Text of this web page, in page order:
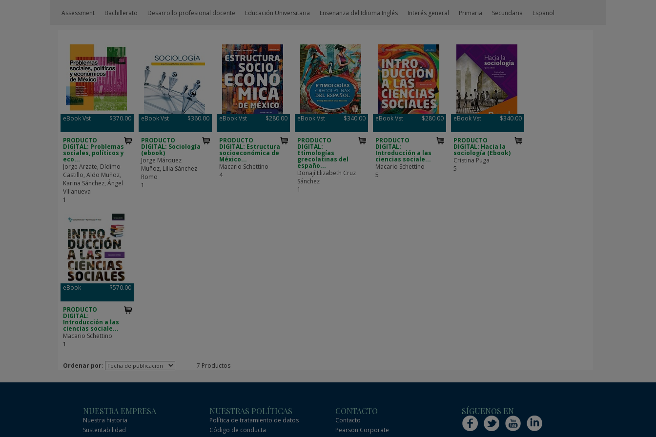
Assessment Bachillerato Desarrollo profesional docente Educación Universitaria Enseñanza del Idioma Inglés Interés general Primaria Secundaria Español
eBook Vst $370.00
PRODUCTO
DIGITAL: Problemas
sociales, políticos y
eco...
Jorge Arzate, Dídimo
Castillo, Aldo Muñoz,
Karina Sánchez, Ángel
Villanueva
1
eBook Vst $360.00
PRODUCTO
DIGITAL: Sociología
(ebook)
Jorge Márquez
Muñoz, Lilia Sánchez
Romo
1
eBook Vst $280.00
PRODUCTO
DIGITAL: Estructura
socioeconómica de
México...
Macario Schettino
4
eBook Vst $340.00
PRODUCTO
DIGITAL:
Etimologías
grecolatinas del
españo...
Donají Elizabeth Cruz
Sánchez
1
eBook Vst $280.00
PRODUCTO
DIGITAL:
Introducción a las
ciencias sociale...
Macario Schettino
5
eBook Vst $340.00
PRODUCTO
DIGITAL: Hacia la
sociología (Ebook)
Cristina Puga
5
eBook $570.00
PRODUCTO
DIGITAL:
Introducción a las
ciencias sociale...
Macario Schettino
1
Ordenar por: 7 Productos
NUESTRA EMPRESA
Nuestra historia
Sustentabilidad
NUESTRAS POLÍTICAS
Política de tratamiento de datos
Código de conducta
CONTACTO
Contacto
Pearson Corporate
SÍGUENOS EN